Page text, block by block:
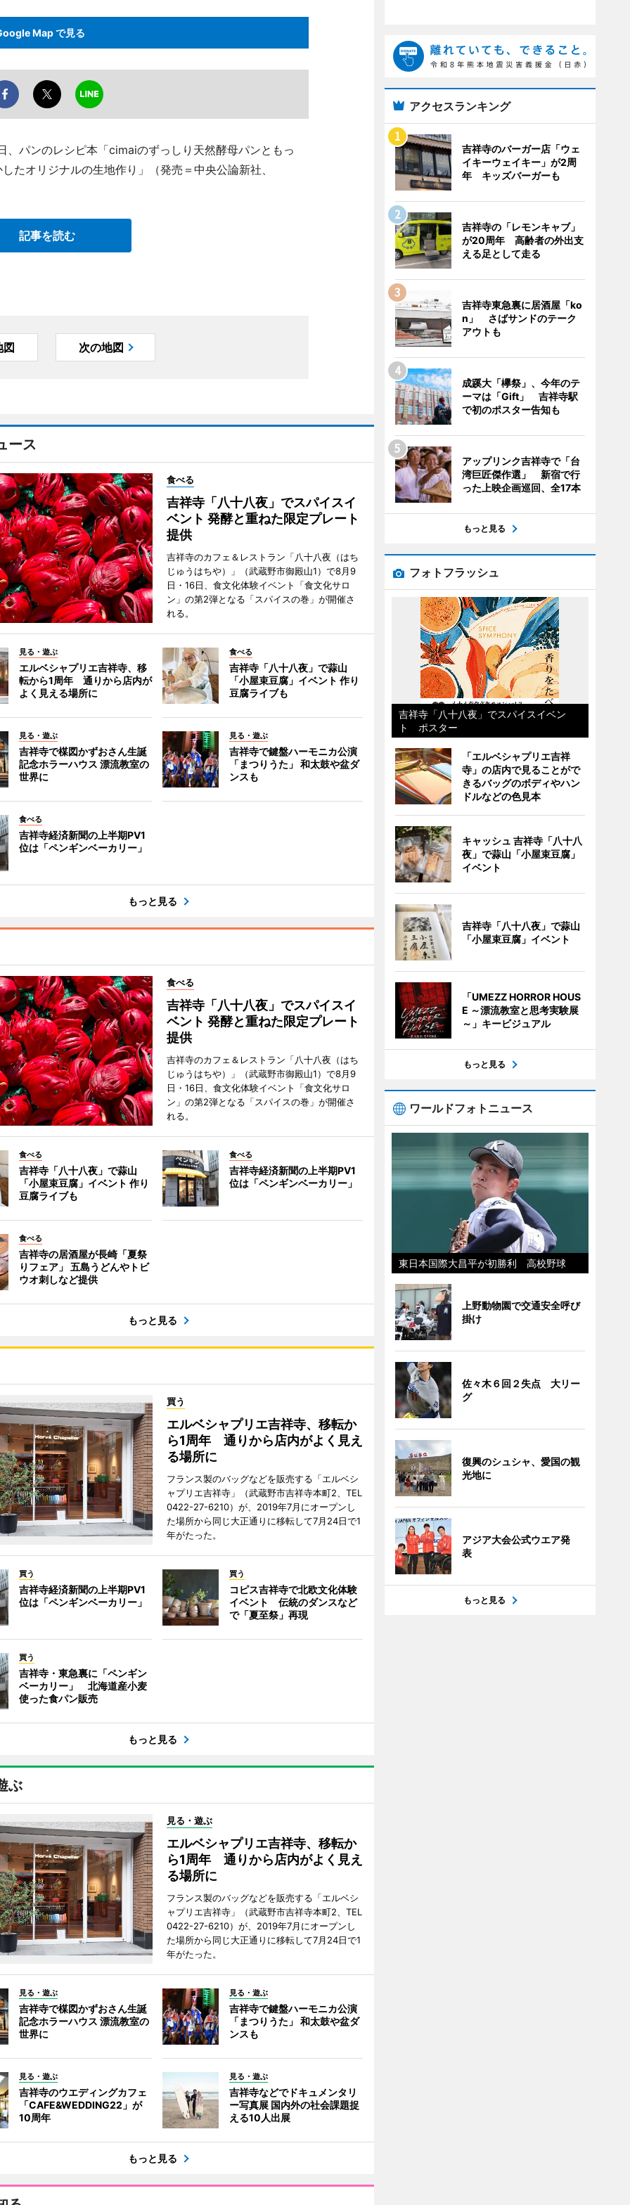
Map で見る
、パンのレシピ本「cimaiのずっしり天然酵母パンともっ
たオリジナルの生地作り」（発売＝中央公論新社、
記事を読む
図 次の地図
ース
食べる
吉祥寺「八十八夜」でスパイスイ
ベント 発酵と重ねた限定プレート
提供
吉祥寺のカフェ＆レストラン「八十八夜（はち
じゅうはちや）」（武蔵野市御殿山1）で8月9
日・16日、食文化体験イベント「食文化サロ
ン」の第2弾となる「スパイスの巻」が開催さ
れる。
見る・遊ぶ
エルベシャプリエ吉祥寺、移
転から1周年 通りから店内が
よく見える場所に
食べる
吉祥寺「八十八夜」で蒜山
「小屋束豆腐」イベント 作り
豆腐ライブも
見る・遊ぶ
吉祥寺で楳図かずおさん生誕
記念ホラーハウス 漂流教室の
世界に
見る・遊ぶ
吉祥寺で鍵盤ハーモニカ公演
「まつりうた」 和太鼓や盆ダ
ンスも
食べる
吉祥寺経済新聞の上半期PV1
位は「ペンギンベーカリー」
もっと見る
食べる
吉祥寺「八十八夜」でスパイスイ
ベント 発酵と重ねた限定プレート
提供
吉祥寺のカフェ＆レストラン「八十八夜（はち
じゅうはちや）」（武蔵野市御殿山1）で8月9
日・16日、食文化体験イベント「食文化サロ
ン」の第2弾となる「スパイスの巻」が開催さ
れる。
食べる
吉祥寺「八十八夜」で蒜山
「小屋束豆腐」イベント 作り
豆腐ライブも
食べる
吉祥寺経済新聞の上半期PV1
位は「ペンギンベーカリー」
食べる
吉祥寺の居酒屋が長崎「夏祭
りフェア」 五島うどんやトビ
ウオ刺しなど提供
もっと見る
買う
エルベシャプリエ吉祥寺、移転か
ら1周年 通りから店内がよく見え
る場所に
フランス製のバッグなどを販売する「エルベシ
ャプリエ吉祥寺」（武蔵野市吉祥寺本町2、TEL
0422-27-6210）が、2019年7月にオープンし
た場所から同じ大正通りに移転して7月24日で1
年がたった。
買う
吉祥寺経済新聞の上半期PV1
位は「ペンギンベーカリー」
買う
コピス吉祥寺で北欧文化体験
イベント 伝統のダンスなど
で「夏至祭」再現
買う
吉祥寺・東急裏に「ペンギン
ベーカリー」 北海道産小麦
使った食パン販売
もっと見る
ぶ
見る・遊ぶ
エルベシャプリエ吉祥寺、移転か
ら1周年 通りから店内がよく見え
る場所に
フランス製のバッグなどを販売する「エルベシ
ャプリエ吉祥寺」（武蔵野市吉祥寺本町2、TEL
0422-27-6210）が、2019年7月にオープンし
た場所から同じ大正通りに移転して7月24日で1
年がたった。
見る・遊ぶ
吉祥寺で楳図かずおさん生誕
記念ホラーハウス 漂流教室の
世界に
見る・遊ぶ
吉祥寺で鍵盤ハーモニカ公演
「まつりうた」 和太鼓や盆ダ
ンスも
見る・遊ぶ
吉祥寺のウエディングカフェ
「CAFE&WEDDING22」が
10周年
見る・遊ぶ
吉祥寺などでドキュメンタリ
ー写真展 国内外の社会課題捉
える10人出展
もっと見る
アクセスランキング
吉祥寺のバーガー店「ウェ
イキーウェイキー」が2周
年 キッズバーガーも
吉祥寺の「レモンキャブ」
が20周年 高齢者の外出支
える足として走る
吉祥寺東急裏に居酒屋「ko
n」 さばサンドのテーク
アウトも
成蹊大「欅祭」、今年のテ
ーマは「Gift」 吉祥寺駅
で初のポスター告知も
アップリンク吉祥寺で「台
湾巨匠傑作選」 新宿で行
った上映企画巡回、全17本
もっと見る
フォトフラッシュ
吉祥寺「八十八夜」でスパイスイベン
ト ポスター
「エルベシャプリエ吉祥
寺」の店内で見ることがで
きるバッグのボディやハン
ドルなどの色見本
キャッシュ 吉祥寺「八十八
夜」で蒜山「小屋束豆腐」
イベント
吉祥寺「八十八夜」で蒜山
「小屋束豆腐」イベント
「UMEZZ HORROR HOUS
E ～漂流教室と思考実験展
～」キービジュアル
もっと見る
ワールドフォトニュース
東日本国際大昌平が初勝利 高校野球
上野動物園で交通安全呼び
掛け
佐々木６回２失点 大リー
グ
復興のシュシャ、愛国の観
光地に
アジア大会公式ウエア発
表
もっと見る